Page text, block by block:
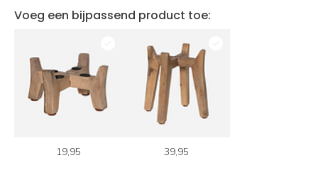
Voeg een bijpassend product toe:
19,95 39,95